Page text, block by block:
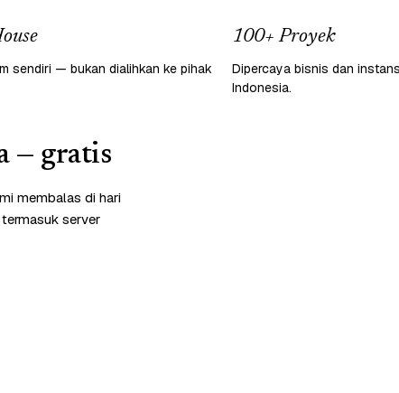
sendiri — bukan dialihkan ke pihak
100+ Proyek
Dipercaya bisnis dan
Indonesia.
— gratis
membalas di hari
server